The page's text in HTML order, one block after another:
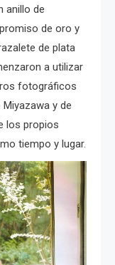
anillo de
de oro y
de plata
a utilizar
fotográficos
y de
los propios
tiempo y lugar.